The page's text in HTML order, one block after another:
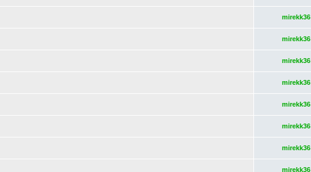
mirekk36
mirekk36
mirekk36
mirekk36
mirekk36
mirekk36
mirekk36
mirekk36